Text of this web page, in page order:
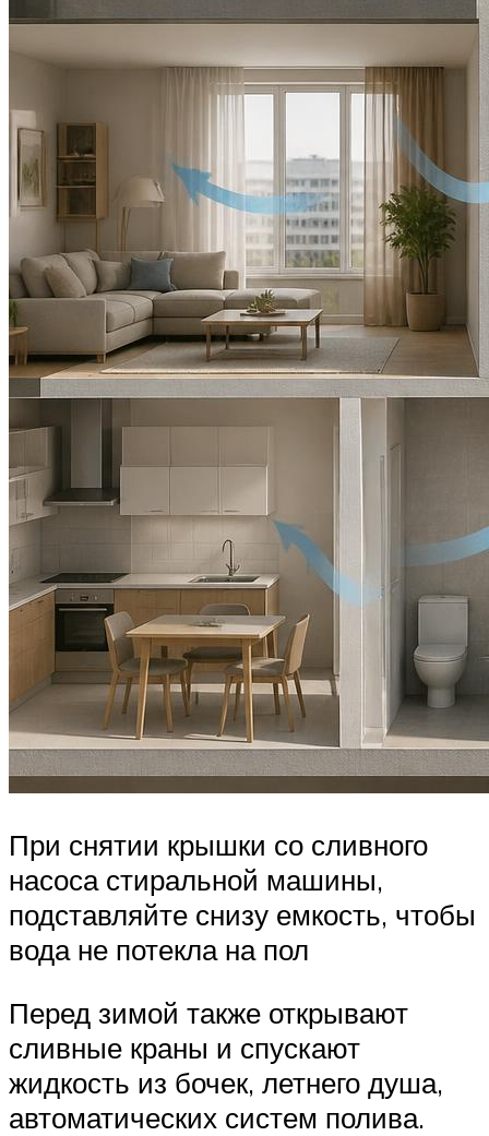
При снятии крышки со сливного
насоса стиральной машины,
подставляйте снизу емкость, чтобы
вода не потекла на пол
Перед зимой также открывают
сливные краны и спускают
жидкость из бочек, летнего душа,
автоматических систем полива.